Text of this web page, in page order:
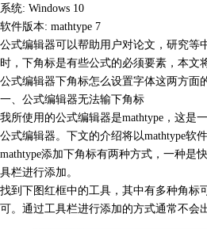
系统: Windows 10
软件版本: mathtype 7
公式编辑器可以帮助用户对论文，研究等
时，下角标是有些公式的必须要素，本文
公式编辑器下角标怎么设置字体这两方面
一、公式编辑器无法输下角标
我所使用的公式编辑器是mathtype，这是
公式编辑器。下文的介绍将以mathtype软
mathtype添加下角标有两种方式，一种是
具栏进行添加。
找到下图红框中的工具，其中有多种角标
可。通过工具栏进行添加的方式通常不会